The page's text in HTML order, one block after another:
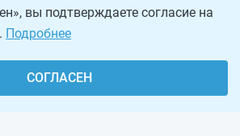
вы подтверждаете согласие на
Подробнее
СОГЛАСЕН